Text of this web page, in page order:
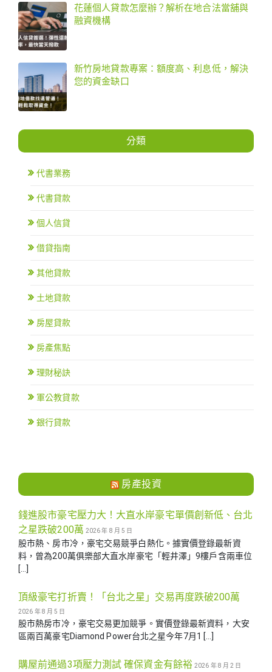
花蓮個人貸款怎麼辦？解析在地合法當舖與
融資機構
新竹房地貸款專案：額度高、利息低，解決
您的資金缺口
分類
代書業務
代書貸款
個人信貸
借貸指南
其他貸款
土地貸款
房屋貸款
房產焦點
理財秘訣
軍公教貸款
銀行貸款
房產投資
錢進股市豪宅壓力大！大直水岸豪宅單價創新低、台北
之星跌破200萬 2026 年 8 月 5 日
股市熱、房市冷，豪宅交易競爭白熱化。據實價登錄最新資
料，曾為200萬俱樂部大直水岸豪宅「輕井澤」9樓戶含兩車位
[…]
頂級豪宅打折賣！「台北之星」交易再度跌破200萬
2026 年 8 月 5 日
股市熱房市冷，豪宅交易更加競爭。實價登錄最新資料，大安
區兩百萬豪宅Diamond Power台北之星今年7月1 […]
購屋前通過3項壓力測試 確保資金有餘裕 2026 年 8 月 2 日